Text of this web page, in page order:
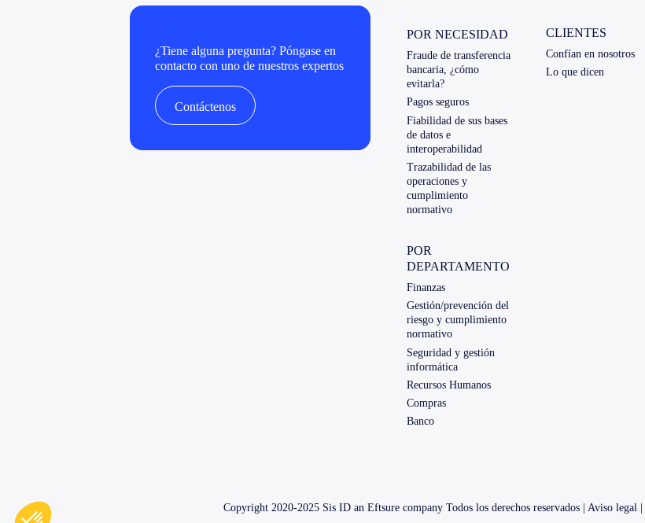
¿Tiene alguna pregunta? Póngase en
contacto con uno de nuestros expertos
Contáctenos
POR NECESIDAD
Fraude de transferencia
bancaria, ¿cómo
evitarla?
Pagos seguros
Fiabilidad de sus bases
de datos e
interoperabilidad
Trazabilidad de las
operaciones y
cumplimiento
normativo
POR
DEPARTAMENTO
Finanzas
Gestión/prevención del
riesgo y cumplimiento
normativo
Seguridad y gestión
informática
Recursos Humanos
Compras
Banco
CLIENTES
Confían en nosotros
Lo que dicen
Copyright 2020-2025 Sis ID an Eftsure company Todos los derechos reservados | Aviso legal|